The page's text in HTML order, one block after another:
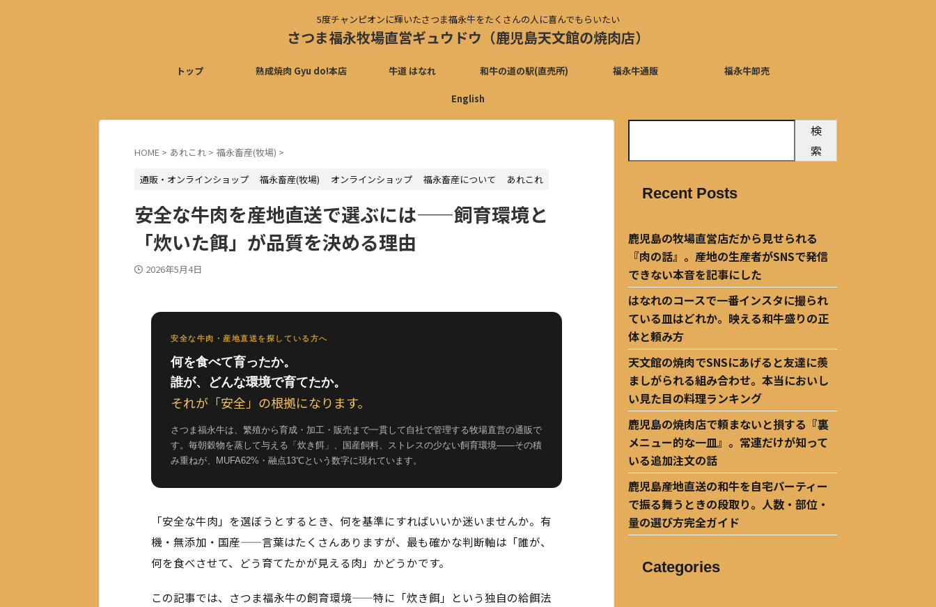
5度チャンピオンに輝いたさつま福永牛をたくさんの人に喜んでもらいたい
さつま福永牧場直営ギュウドウ（鹿児島天文館の焼肉店）
トップ 熟成焼肉 Gyu do!本店 牛道 はなれ 和牛の道の駅(直売所) 福永牛通販 福永牛卸売
English
HOME > あれこれ > 福永畜産(牧場) >
通販・オンラインショップ 福永畜産(牧場) オンラインショップ 福永畜産について あれこれ
安全な牛肉を産地直送で選ぶには——飼育環境と
「炊いた餌」が品質を決める理由
2026年5月4日
安全な牛肉・産地直送を探している方へ
何を食べて育ったか。
誰が、どんな環境で育てたか。
それが「安全」の根拠になります。
さつま福永牛は、繁殖から育成・加工・販売まで一貫して自社で管理する牧場直営の通販で
す。毎朝穀物を蒸して与える「炊き餌」、国産飼料、ストレスの少ない飼育環境——その積
み重ねが、MUFA62%・融点13℃という数字に現れています。
「安全な牛肉」を選ぼうとするとき、何を基準にすればいいか迷いませんか。有
機・無添加・国産——言葉はたくさんありますが、最も確かな判断軸は「誰が、
何を食べさせて、どう育てたかが見える肉」かどうかです。
この記事では、さつま福永牛の飼育環境——特に「炊き餌」という独自の給餌法
検
索
Recent Posts
鹿児島の牧場直営店だから見せられる
『肉の話』。産地の生産者がSNSで発信
できない本音を記事にした
はなれのコースで一番インスタに撮られ
ている皿はどれか。映える和牛盛りの正
体と頼み方
天文館の焼肉でSNSにあげると友達に羨
ましがられる組み合わせ。本当においし
い見た目の料理ランキング
鹿児島の焼肉店で頼まないと損する『裏
メニュー的な一皿』。常連だけが知って
いる追加注文の話
鹿児島産地直送の和牛を自宅パーティー
で振る舞うときの段取り。人数・部位・
量の選び方完全ガイド
Categories